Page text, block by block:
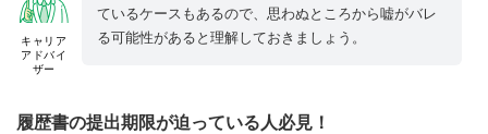
キャリア
アドバイ
ザー
ているケースもあるので、思わぬところから嘘がバレ
る可能性があると理解しておきましょう。
履歴書の提出期限が迫っている人必見！